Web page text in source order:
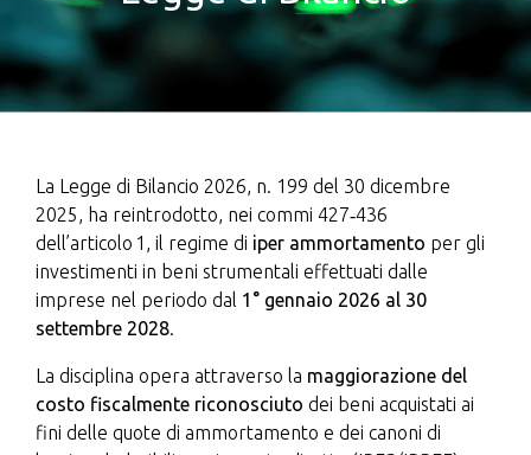
La Legge di Bilancio 2026, n. 199 del 30 dicembre
2025, ha reintrodotto, nei commi 427‑436
dell’articolo 1, il regime di iper ammortamento per gli
investimenti in beni strumentali effettuati dalle
imprese nel periodo dal 1° gennaio 2026 al 30
settembre 2028.
La disciplina opera attraverso la maggiorazione del
costo fiscalmente riconosciuto dei beni acquistati ai
fini delle quote di ammortamento e dei canoni di